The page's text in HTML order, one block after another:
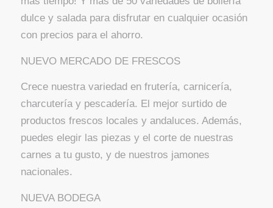
dulce y salada para disfrutar en cualquier ocasión
con precios para el ahorro.
NUEVO MERCADO DE FRESCOS
Crece nuestra variedad en frutería, carnicería,
charcutería y pescadería. El mejor surtido de
productos frescos locales y andaluces. Además,
puedes elegir las piezas y el corte de nuestras
carnes a tu gusto, y de nuestros jamones
nacionales.
NUEVA BODEGA